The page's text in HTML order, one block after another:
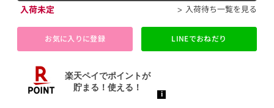
入荷未定
入荷待ち一覧を見る
お気に入りに登録 LINEでおねだり